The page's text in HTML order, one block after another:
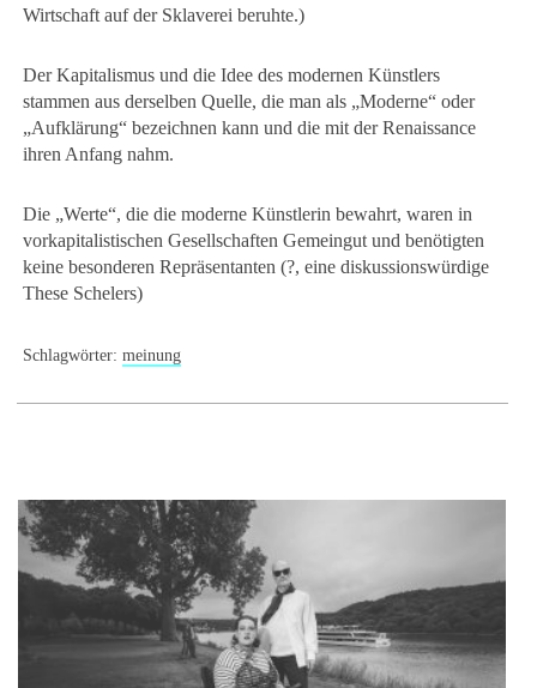
Wirtschaft auf der Sklaverei beruhte.)
Der Kapitalismus und die Idee des modernen Künstlers
stammen aus derselben Quelle, die man als „Moderne“ oder
„Aufklärung“ bezeichnen kann und die mit der Renaissance
ihren Anfang nahm.
Die „Werte“, die die moderne Künstlerin bewahrt, waren in
vorkapitalistischen Gesellschaften Gemeingut und benötigten
keine besonderen Repräsentanten (?, eine diskussionswürdige
These Schelers)
Schlagwörter:meinung